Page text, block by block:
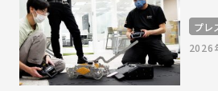
プレ
2026